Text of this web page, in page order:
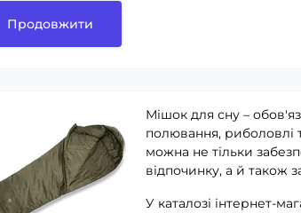
Продовжити
Мішок для сну –
полювання, риболовлі
можна не тільки
відпочинку, а й також
У каталозі інтернет-